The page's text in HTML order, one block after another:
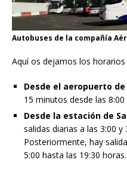
Autobuses de la compañía
Aquí os dejamos los
Desde el aeropuerto de
15 minutos desde las
Desde la estación de
salidas diarias a las 3:00
Posteriormente, hay
5:00 hasta las 19:30 horas.